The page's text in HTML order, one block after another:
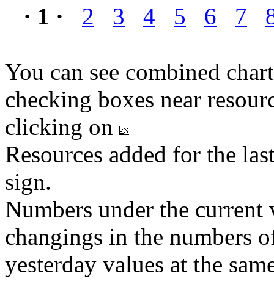
· 1 · 2 3 4 5 6 7
You can see combined
checking boxes near
clicking on
Resources added for the
sign.
Numbers under the
changings in the numbers
yesterday values at the